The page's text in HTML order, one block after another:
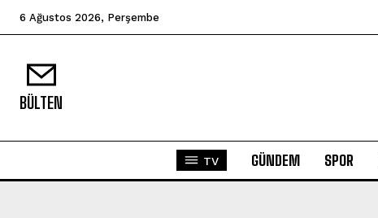
6 Ağustos 2026, Perşembe
BÜLTEN
TV GÜNDEM SPOR